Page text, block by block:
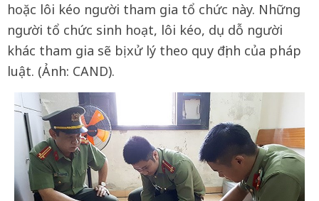
hoặc lôi kéo người tham gia tổ chức này. Những
người tổ chức sinh hoạt, lôi kéo, dụ dỗ người
khác tham gia sẽ bị xử lý theo quy định của pháp
luật. (Ảnh: CAND).